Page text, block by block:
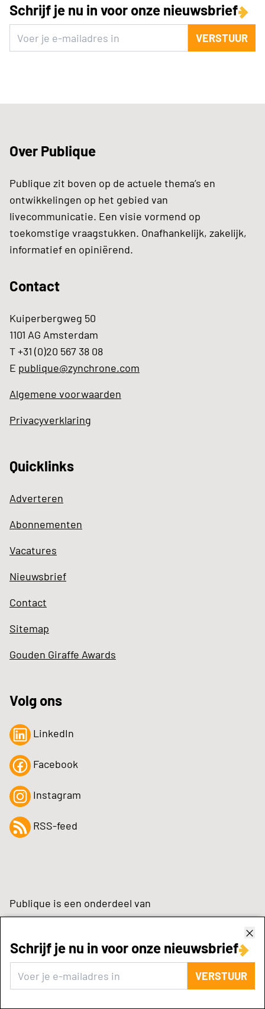
Schrijf je nu in voor onze nieuwsbrief
VERSTUUR
Schrijf je nu in voor onze nieuwsbrief
VERSTUUR
Over Publique
Publique zit boven op de actuele thema’s en
ontwikkelingen op het gebied van
livecommunicatie. Een visie vormend op
toekomstige vraagstukken. Onafhankelijk, zakelijk,
informatief en opiniërend.
Contact
Kuiperbergweg 50
1101 AG Amsterdam
T +31 (0)20 567 38 08
E publique@zynchrone.com
Algemene voorwaarden
Privacyverklaring
Quicklinks
Adverteren
Abonnementen
Vacatures
Nieuwsbrief
Contact
Sitemap
Gouden Giraffe Awards
Volg ons
LinkedIn
Facebook
Instagram
RSS-feed
Publique is een onderdeel van
zynchrone.com